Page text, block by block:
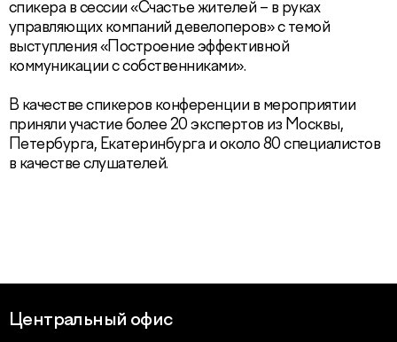
спикера в сессии «Счастье жителей – в руках
управляющих компаний девелоперов» с темой
выступления «Построение эффективной
коммуникации с собственниками».
В качестве спикеров конференции в мероприятии
приняли участие более 20 экспертов из Москвы,
Петербурга, Екатеринбурга и около 80 специалистов
в качестве слушателей.
Центральный офис